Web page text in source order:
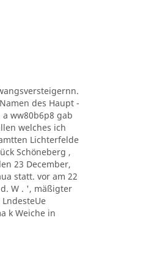
des Haupt -
ww80b6p8 gab
welches ich
Lichterfelde
Schöneberg ,
23 December,
statt. vor am 22
W . ', mäßigter
k Weiche in